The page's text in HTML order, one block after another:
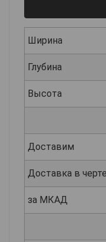
Ширина
Глубина
Высота
Доставим
Доставка в
за МКАД